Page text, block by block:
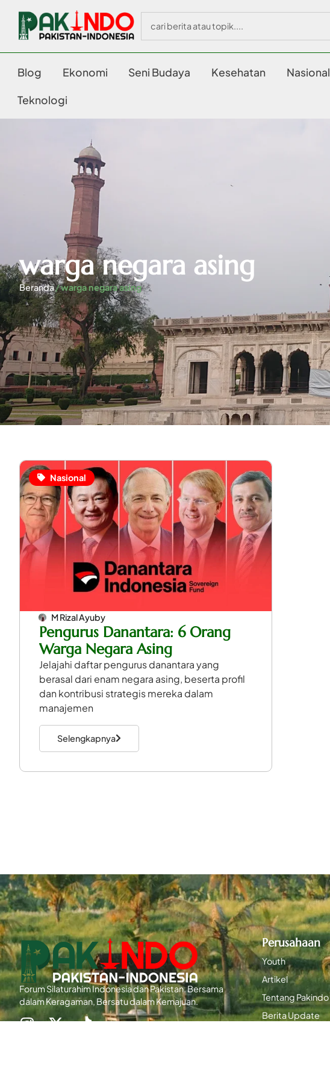
Blog Ekonomi Seni Budaya Kesehatan Nasional
Teknologi
warga negara asing
Beranda/warga negara asing
Nasional
M Rizal Ayuby
Pengurus Danantara: 6 Orang
Warga Negara Asing
Jelajahi daftar pengurus danantara yang
berasal dari enam negara asing, beserta profil
dan kontribusi strategis mereka dalam
manajemen
Selengkapnya
Forum Silaturahim Indonesia dan Pakistan. Bersama
dalam Keragaman, Bersatu dalam Kemajuan.
Perusahaan
Youth
Artikel
Tentang Pakindo
Berita Update